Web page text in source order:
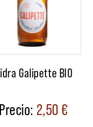
Galipette BIO
2,50€